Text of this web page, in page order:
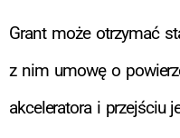
Grant może otrzymać
z nim umowę o
akceleratora i przejściu